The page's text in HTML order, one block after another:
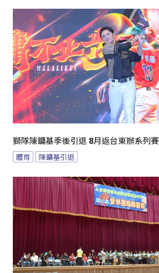
獅隊陳鏞基季後引退 8月返台東辦系列賽
體育 陳鏞基引退